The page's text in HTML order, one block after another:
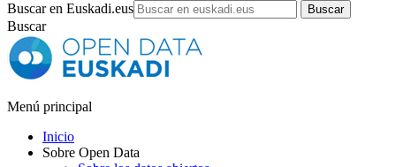
Buscar en Euskadi.eus
Buscar
Menú principal
Inicio
Sobre Open Data